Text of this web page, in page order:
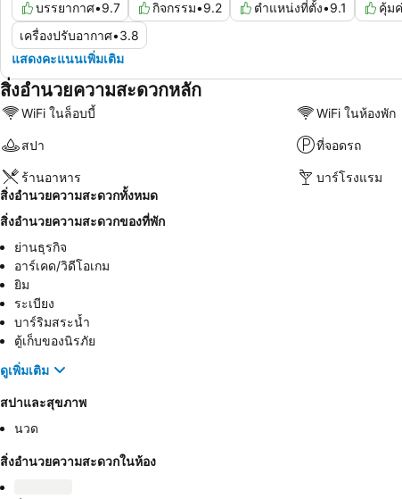
บรรยากาศ•9.7 กิจกรรม•9.2 ตำแหน่งที่ตั้ง•9.1 คุ้ม
เครื่องปรับอากาศ•3.8
แสดงคะแนนเพิ่มเติม
สิ่งอำนวยความสะดวกหลัก
WiFi ในล็อบบี้ WiFi ในห้องพัก
สปา ที่จอดรถ
ร้านอาหาร บาร์โรงแรม
สิ่งอำนวยความสะดวกทั้งหมด
สิ่งอำนวยความสะดวกของที่พัก
ย่านธุรกิจ
อาร์เคด/วิดีโอเกม
ยิม
ระเบียง
บาร์ริมสระน้ำ
ตู้เก็บของนิรภัย
ดูเพิ่มเติม
สปาและสุขภาพ
นวด
สิ่งอำนวยความสะดวกในห้อง